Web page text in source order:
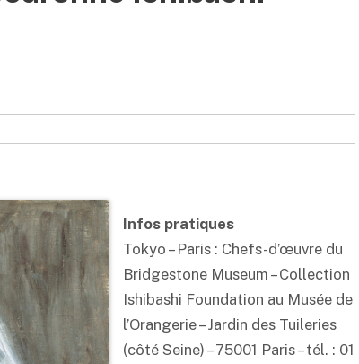
Infos pratiques
Tokyo – Paris : Chefs-d’œuvre du
Bridgestone Museum – Collection
Ishibashi Foundation au Musée de
l’Orangerie – Jardin des Tuileries
(côté Seine) – 75001 Paris – tél. : 01